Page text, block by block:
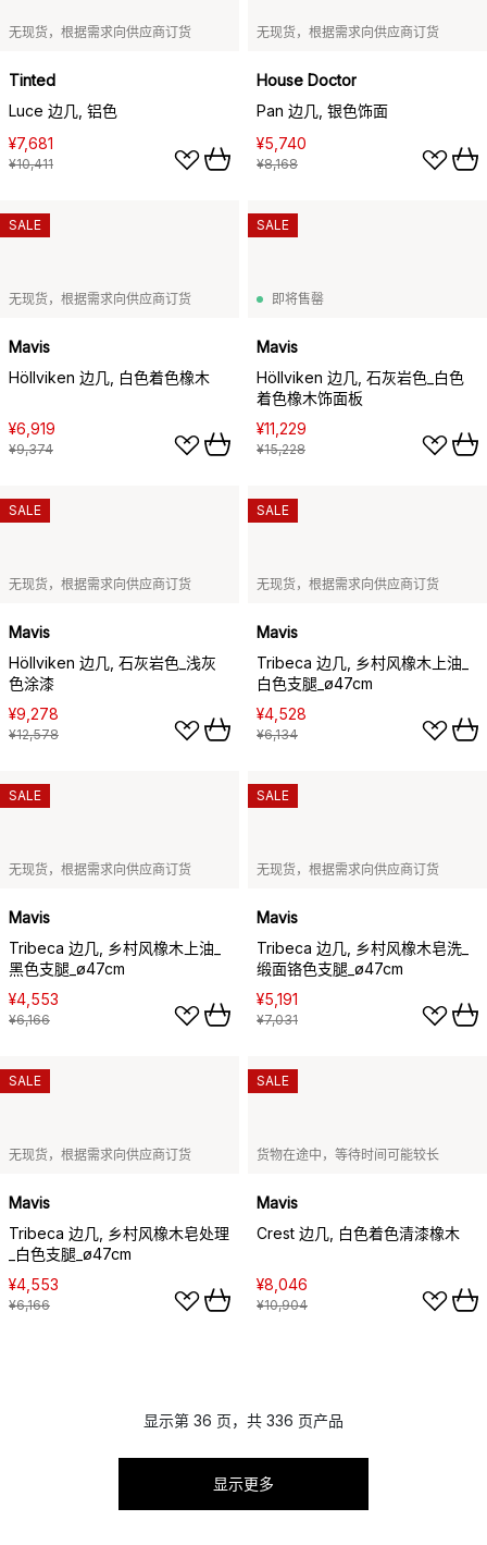
无现货，根据需求向供应商订货
Tinted
Luce 边几, 铝色
¥7,681
¥10,411
无现货，根据需求向供应商订货
House Doctor
Pan 边几, 银色饰面
¥5,740
¥8,168
无现货，根据需求向供应商订货
Mavis
Höllviken 边几, 白色着色橡木
¥6,919
¥9,374
SALE
即将售罄
Mavis
Höllviken 边几, 石灰岩色_白色
着色橡木饰面板
¥11,229
¥15,228
SALE
无现货，根据需求向供应商订货
Mavis
Höllviken 边几, 石灰岩色_浅灰
色涂漆
¥9,278
¥12,578
SALE
无现货，根据需求向供应商订货
Mavis
Tribeca 边几, 乡村风橡木上油_
白色支腿_ø47cm
¥4,528
¥6,134
SALE
无现货，根据需求向供应商订货
Mavis
Tribeca 边几, 乡村风橡木上油_
黑色支腿_ø47cm
¥4,553
¥6,166
SALE
无现货，根据需求向供应商订货
Mavis
Tribeca 边几, 乡村风橡木皂洗_
缎面铬色支腿_ø47cm
¥5,191
¥7,031
SALE
无现货，根据需求向供应商订货
Mavis
Tribeca 边几, 乡村风橡木皂处理
_白色支腿_ø47cm
¥4,553
¥6,166
SALE
货物在途中，等待时间可能较长
Mavis
Crest 边几, 白色着色清漆橡木
¥8,046
¥10,904
SALE
显示第 36 页，共 336 页产品
显示更多